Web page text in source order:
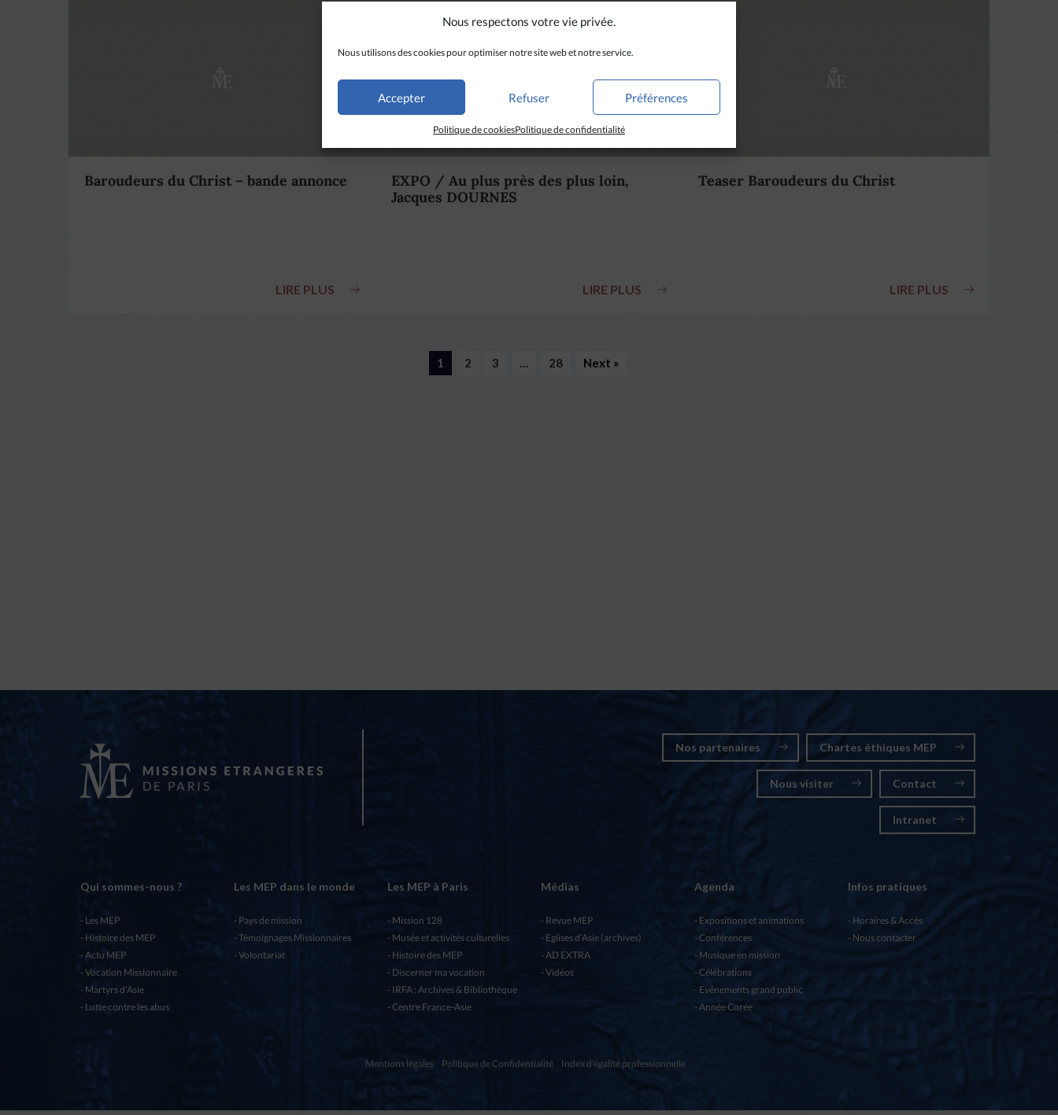
Nous respectons votre vie privée.
Nous utilisons des cookies pour optimiser notre site web et notre service.
Accepter Refuser Préférences
Politique de cookiesPolitique de confidentialité
Baroudeurs du Christ – bande annonce
LIRE PLUS
EXPO / Au plus près des plus loin,
Jacques DOURNES
LIRE PLUS
Teaser Baroudeurs du Christ
LIRE PLUS
1 2 3 … 28 Next »
Nos partenaires Chartes éthiques MEP
Nous visiter Contact
Intranet
Qui sommes-nous ?
Les MEP
Histoire des MEP
Actu MEP
Vocation Missionnaire
Martyrs d’Asie
Lutte contre les abus
Les MEP dans le monde
Pays de mission
Témoignages Missionnaires
Volontariat
Les MEP à Paris
Mission 128
Musée et activités culturelles
Histoire des MEP
Discerner ma vocation
IRFA : Archives & Bibliothèque
Centre France-Asie
Médias
Revue MEP
Eglises d’Asie (archives)
AD EXTRA
Vidéos
Agenda
Expositions et animations
Conférences
Musique en mission
Célébrations
Evénements grand public
Année Corée
Infos pratiques
Horaires & Accès
Nous contacter
Mentions légales Politique de Confidentialité Index d'égalité professionnelle